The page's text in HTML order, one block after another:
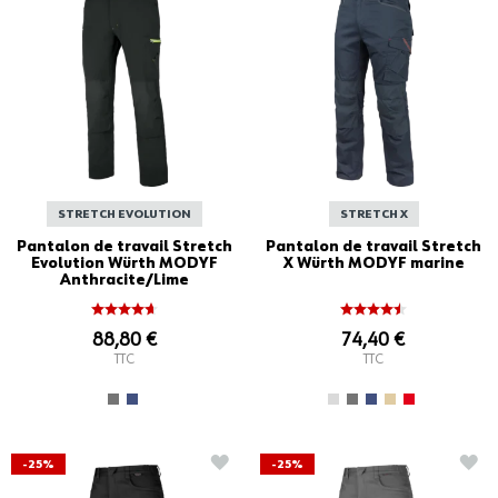
STRETCH EVOLUTION
Pantalon de travail Stretch
Evolution Würth MODYF
Anthracite/Lime
88,80 €
TTC
STRETCH X
Pantalon de travail Stretch
X Würth MODYF marine
74,40 €
TTC
-25% AJOUTER À LA LISTE D'ACHATS
-25%